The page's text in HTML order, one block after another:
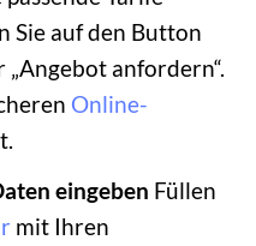
Sie auf den Button
„Angebot anfordern“.
Online-
eingeben Füllen
mit Ihren